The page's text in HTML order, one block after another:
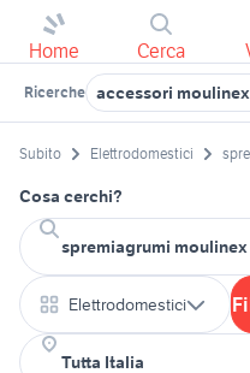
Home Cerca
Ricerche accessori
Subito Elettrodomestici
Cosa cerchi?
Elettrodomestici